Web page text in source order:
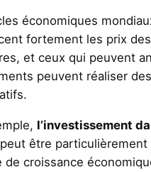
économiques
fortement les prix
et ceux qui peuvent
peuvent réaliser
l’investissement
être particulièrement
de croissance